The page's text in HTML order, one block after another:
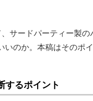
サードパーティー製の
いのか。本稿はそのポ
するポイント